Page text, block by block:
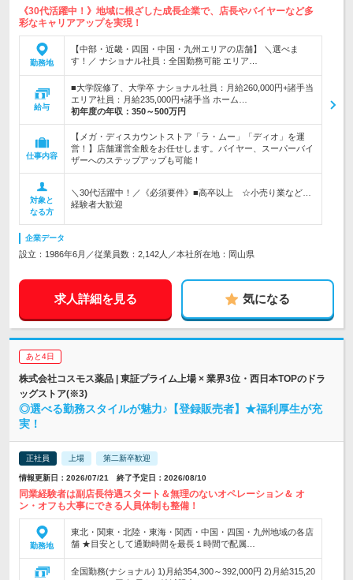
《30代活躍中！》地域に根ざした成長企業で、店長やバイヤーなど多
彩なキャリアアップを実現！
勤務地
【中部・近畿・四国・中国・九州エリアの店舗】 ＼選べま
す！／ ナショナル社員：全国勤務可能 エリア…
給与
■大学院修了、大学卒 ナショナル社員：月給260,000円+諸手当
エリア社員：月給235,000円+諸手当 ホーム…
初年度の年収： 350～500万円
仕事内容
【メガ・ディスカウントストア「ラ・ムー」「ディオ」を運
営！】店舗運営全般をお任せします。バイヤー、スーパーバイ
ザーへのステップアップも可能！
対象と
なる方
＼30代活躍中！／《必須要件》■高卒以上 ☆小売り業など…
経験者大歓迎
企業データ
設立：1986年6月／従業員数：2,142人／本社所在地：岡山県
求人詳細を見る 気になる
あと4日
株式会社コスモス薬品 | 東証プライム上場 × 業界3位・西日本TOPのドラ
ッグストア(※3)
◎選べる勤務スタイルが魅力♪【登録販売者】★福利厚生が充
実！
正社員 上場 第二新卒歓迎
情報更新日：2026/07/21 終了予定日：2026/08/10
同業経験者は副店長待遇スタート＆無理のないオペレーション＆ オ
ン・オフも大事にできる人員体制も整備！
勤務地
東北・関東・北陸・東海・関西・中国・四国・九州地域の各店
舗 ★目安として通勤時間を最長１時間で配属…
全国勤務(ナショナル) 1)月給354,300～392,000円 2)月給315,20